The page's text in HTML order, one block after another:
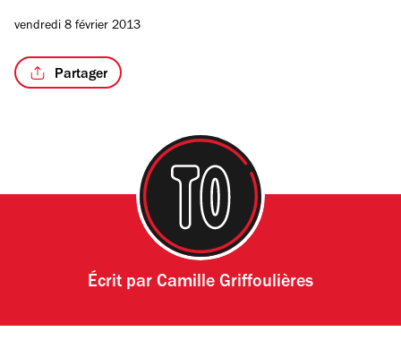
vendredi 8 février 2013
Partager
Écrit par Camille Griffoulières